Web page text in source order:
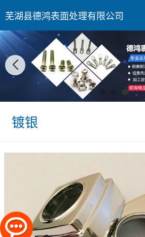
芜湖县德鸿表面处理有限公司
镀银